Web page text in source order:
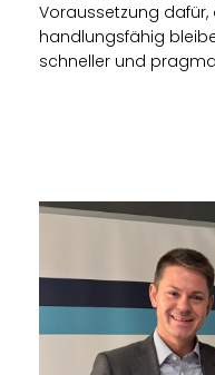
Voraussetzung
handlungsfähig
schneller und